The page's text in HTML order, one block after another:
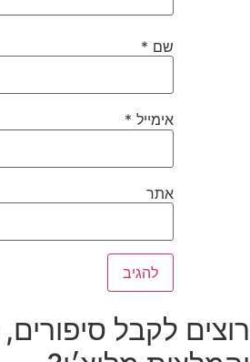
שם *
אימייל *
אתר
רוצים לקבל